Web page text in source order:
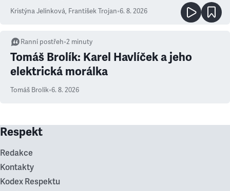
Kristýna Jelínková, František Trojan•6. 8. 2026
Ranní postřeh•2 minuty
Tomáš Brolík: Karel Havlíček a jeho
elektrická morálka
Tomáš Brolík•6. 8. 2026
Respekt
Redakce
Kontakty
Kodex Respektu